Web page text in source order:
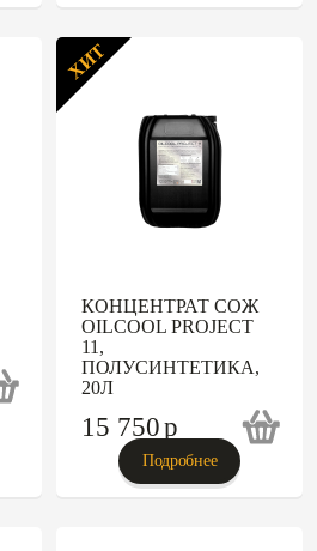
ХИТ
КОНЦЕНТРАТ СОЖ
OILCOOL PROJECT
11,
ПОЛУСИНТЕТИКА,
20Л
15 750p
Подробнее